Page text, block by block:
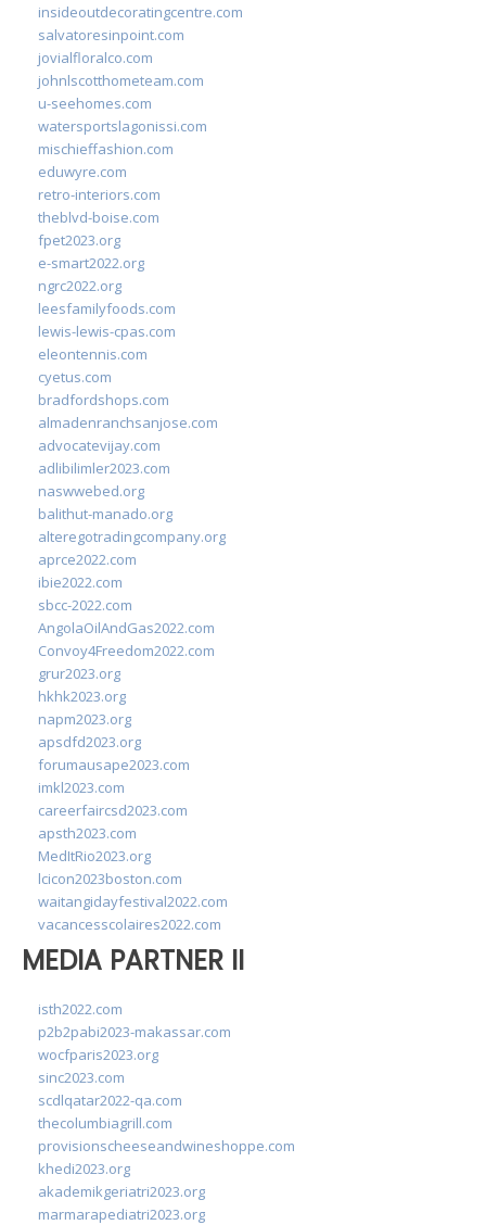
insideoutdecoratingcentre.com
salvatoresinpoint.com
jovialfloralco.com
johnlscotthometeam.com
u-seehomes.com
watersportslagonissi.com
mischieffashion.com
eduwyre.com
retro-interiors.com
theblvd-boise.com
fpet2023.org
e-smart2022.org
ngrc2022.org
leesfamilyfoods.com
lewis-lewis-cpas.com
eleontennis.com
cyetus.com
bradfordshops.com
almadenranchsanjose.com
advocatevijay.com
adlibilimler2023.com
naswwebed.org
balithut-manado.org
alteregotradingcompany.org
aprce2022.com
ibie2022.com
sbcc-2022.com
AngolaOilAndGas2022.com
Convoy4Freedom2022.com
grur2023.org
hkhk2023.org
napm2023.org
apsdfd2023.org
forumausape2023.com
imkl2023.com
careerfaircsd2023.com
apsth2023.com
MedItRio2023.org
lcicon2023boston.com
waitangidayfestival2022.com
vacancesscolaires2022.com
MEDIA PARTNER II
isth2022.com
p2b2pabi2023-makassar.com
wocfparis2023.org
sinc2023.com
scdlqatar2022-qa.com
thecolumbiagrill.com
provisionscheeseandwineshoppe.com
khedi2023.org
akademikgeriatri2023.org
marmarapediatri2023.org